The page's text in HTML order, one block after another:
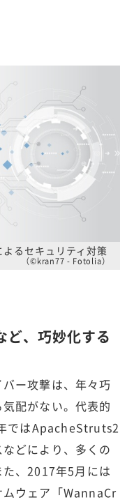
るセキュリティ対策
（©kran77 - Fotolia）
ど、巧妙化する
ー攻撃は、年々巧
配がない。代表的
ではApacheStruts2
どにより、多くの
、2017年5月には
ウェア「WannaCr